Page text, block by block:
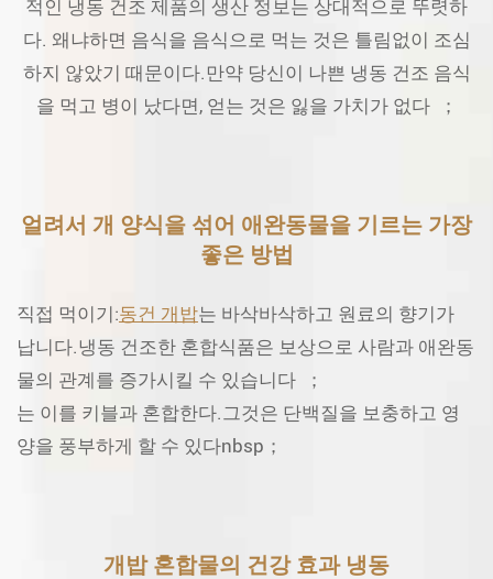
적인 냉동 건조 제품의 생산 정보는 상대적으로 뚜렷하
다. 왜냐하면 음식을 음식으로 먹는 것은 틀림없이 조심
하지 않았기 때문이다.만약 당신이 나쁜 냉동 건조 음식
을 먹고 병이 났다면, 얻는 것은 잃을 가치가 없다 ；
얼려서 개 양식을 섞어 애완동물을 기르는 가장
좋은 방법
직접 먹이기:동건 개밥는 바삭바삭하고 원료의 향기가
납니다.냉동 건조한 혼합식품은 보상으로 사람과 애완동
물의 관계를 증가시킬 수 있습니다 ；
는 이를 키블과 혼합한다.그것은 단백질을 보충하고 영
양을 풍부하게 할 수 있다nbsp；
개밥 혼합물의 건강 효과 냉동